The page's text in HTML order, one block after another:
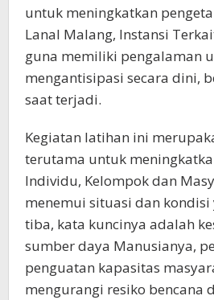
untuk meningkatkan
Lanal Malang, Instansi
guna memiliki pengalaman
mengantisipasi secara dini,
saat terjadi.
Kegiatan latihan ini
terutama untuk
Individu, Kelompok dan
menemui situasi dan kondisi
tiba, kata kuncinya adalah
sumber daya Manusianya,
penguatan kapasitas
mengurangi resiko bencana